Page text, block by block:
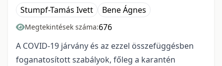
Stumpf-Tamás Ivett Bene Ágnes
Megtekintések száma:676
A COVID-19 járvány és az ezzel összefüggésben
foganatosított szabályok, főleg a karantén